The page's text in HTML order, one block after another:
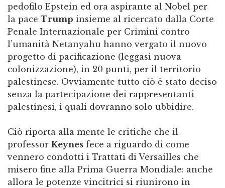
pedofilo Epstein ed ora aspirante al Nobel per
la pace Trump insieme al ricercato dalla Corte
Penale Internazionale per Crimini contro
l’umanità Netanyahu hanno vergato il nuovo
progetto di pacificazione (leggasi nuova
colonizzazione), in 20 punti, per il territorio
palestinese. Ovviamente tutto ciò è stato deciso
senza la partecipazione dei rappresentanti
palestinesi, i quali dovranno solo ubbidire.
Ciò riporta alla mente le critiche che il
professor Keynes fece a riguardo di come
vennero condotti i Trattati di Versailles che
misero fine alla Prima Guerra Mondiale: anche
allora le potenze vincitrici si riunirono in